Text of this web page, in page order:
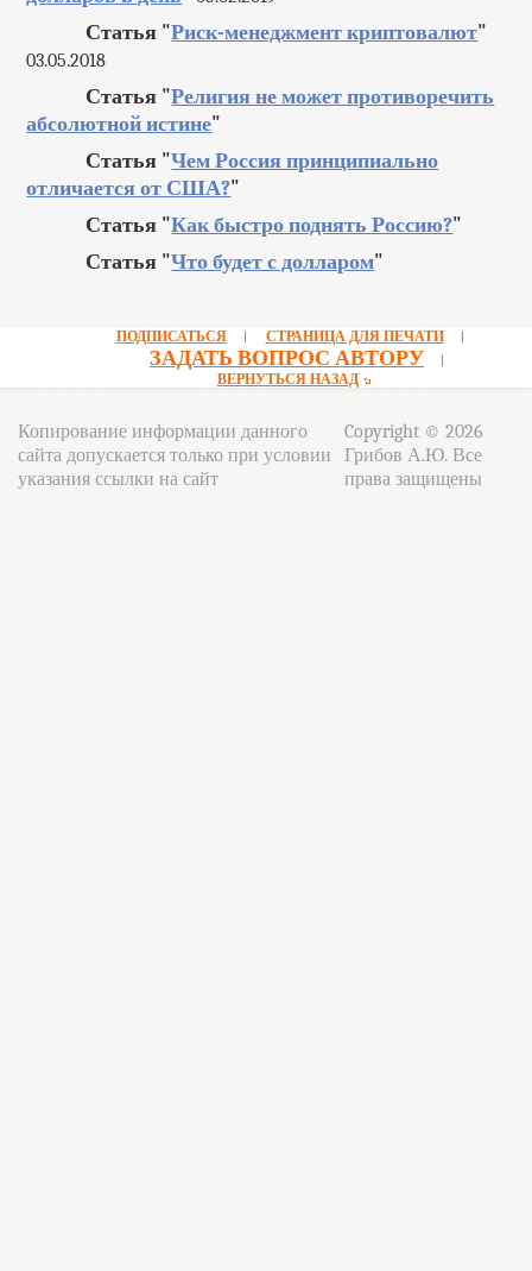
Статья "Риск-менеджмент криптовалют"
03.05.2018
Статья "Религия не может противоречить
абсолютной истине"
Статья "Чем Россия принципиально
отличается от США?"
Статья "Как быстро поднять Россию?"
Статья "Что будет с долларом"
ПОДПИСАТЬСЯ| СТРАНИЦА ДЛЯ ПЕЧАТИ|
ЗАДАТЬ ВОПРОС АВТОРУ
ВЕРНУТЬСЯ НАЗАД
Копирование информации данного
сайта допускается только при условии
указания ссылки на сайт
Copyright © 2026
Грибов А.Ю. Все
права защищены